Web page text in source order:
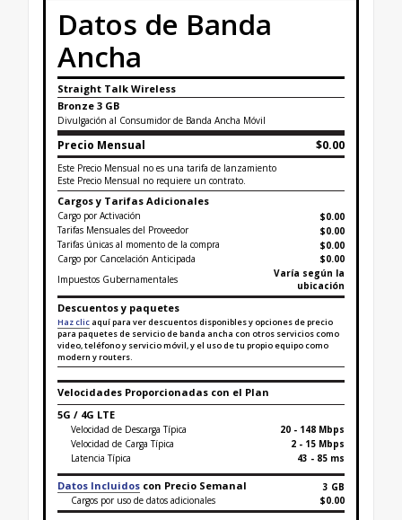
Datos de Banda
Ancha
Straight Talk Wireless
Bronze 3 GB
Divulgación al Consumidor de Banda Ancha Móvil
Precio Mensual $0.00
Este Precio Mensual no es una tarifa de lanzamiento
Este Precio Mensual no requiere un contrato.
Cargos y Tarifas Adicionales
Cargo por Activación
$0.00
Tarifas Mensuales del Proveedor
$0.00
Tarifas únicas al momento de la compra
$0.00
Cargo por Cancelación Anticipada
$0.00
Impuestos Gubernamentales
Varía según la
ubicación
Descuentos y paquetes
Haz clic aquí para ver descuentos disponibles y opciones de precio
para paquetes de servicio de banda ancha con otros servicios como
video, teléfono y servicio móvil, y el uso de tu propio equipo como
modern y routers.
Velocidades Proporcionadas con el Plan
5G / 4G LTE
Velocidad de Descarga Típica
20 - 148 Mbps
Velocidad de Carga Típica
2 - 15 Mbps
Latencia Típica
43 - 85 ms
Datos Incluidos con Precio Semanal
3 GB
Cargos por uso de datos adicionales
$0.00